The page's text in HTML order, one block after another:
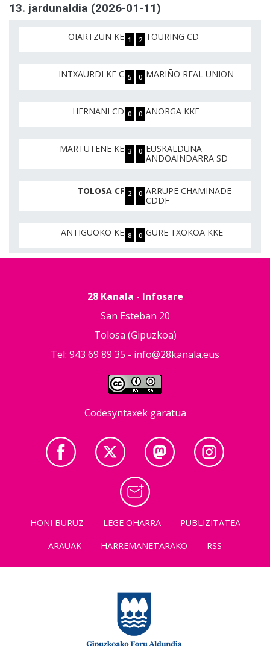
13. jardunaldia (2026-01-11)
OIARTZUN KE 1 2 TOURING CD
INTXAURDI KE C 5 0 MARIÑO REAL UNION
HERNANI CD 0 0 AÑORGA KKE
MARTUTENE KE 3 0 EUSKALDUNA
ANDOAINDARRA SD
TOLOSA CF 2 0 ARRUPE CHAMINADE
CDDF
ANTIGUOKO KE 8 0 GURE TXOKOA KKE
28 Kanala - Infosare
San Esteban 20
Tolosa (Gipuzkoa)
Tel: 943 69 89 35 - info@28kanala.eus
Codesyntaxek garatua
HONI BURUZ LEGE OHARRA
PUBLIZITATEA
ARAUAK
HARREMANETARAKO RSS